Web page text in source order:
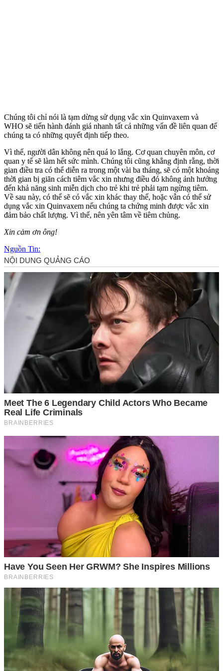
Chúng tôi chỉ nói là tạm dừng sử dụng vắc xin Quinvaxem và
WHO sẽ tiến hành đánh giá nhanh tất cả những vấn đề liên quan để
chúng ta có những quyết định tiếp theo.
Vì thế, người dân không nên quá lo lắng. Cơ quan chuyên môn, cơ
quan y tế sẽ làm hết sức mình. Chúng tôi cũng khẳng định rằng, thời
gian điều tra có thể diễn ra trong một vài ba tháng, sẽ có một khoảng
thời gian bị giãn cách tiêm vắc xin nhưng điều đó không ảnh hưởng
đến khả năng sinh miễn dịch cho trẻ khi trẻ phải tạm ngừng tiêm.
Về sau này, có thể sẽ có vắc xin khác thay thế, hoặc vẫn có thể sử
dụng vắc xin Quinvaxem nếu chúng ta chứng minh được vắc xin
đảm bảo chất lượng. Vì thế, nên yên tâm về tiêm chủng.
Xin cảm ơn ông!
Nguồn Tin: